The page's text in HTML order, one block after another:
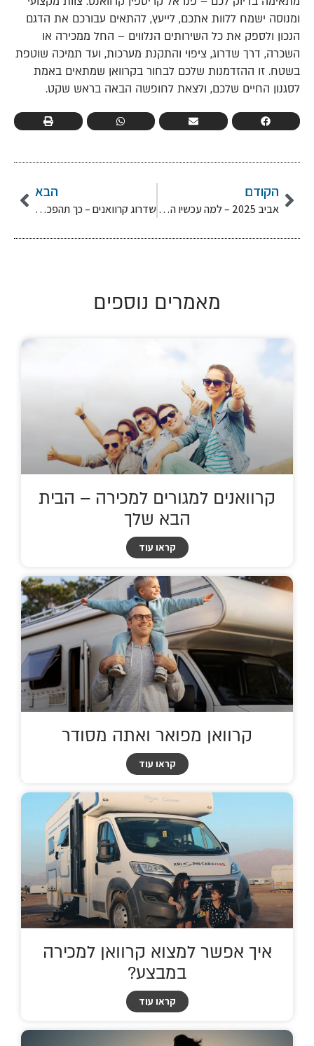
ומנוסה ישמח ללוות אתכם, לייעץ, להתאים עבורכם את הדגם
הנכון ולספק את כל השירותים הנלווים – החל ממכירה או
השכרה, דרך שדרוג, ציפוי והתקנת מערכות, ועד תמיכה שוטפת
בשטח. זו ההזדמנות שלכם לבחור בקרוואן שמתאים באמת
לסגנון החיים שלכם, ולצאת לחופשה הבאה בראש שקט.
הקודם
אביב 2025 – למה עכשיו הזמן המושלם לרכוש קרוואן?
הבא
שדרוג קרוואנים – כך תהפכו את הקרוואן הישן לבית חלומות
מאמרים נוספים
קרוואנים למגורים למכירה – הבית
הבא שלך
קראו עוד
קרוואן מפואר ואתה מסודר
קראו עוד
איך אפשר למצוא קרוואן למכירה
במבצע?
קראו עוד